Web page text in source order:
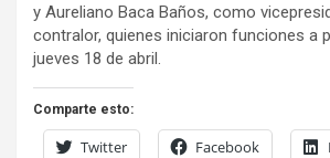
y Aureliano Baca Baños, como
contralor, quienes iniciaron funciones a
jueves 18 de abril.
Comparte esto:
Twitter Facebook